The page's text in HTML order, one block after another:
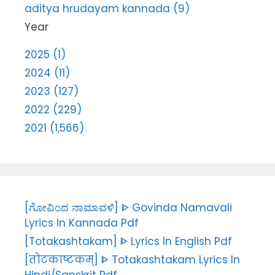
aditya hrudayam kannada (9)
Year
2025 (1)
2024 (11)
2023 (127)
2022 (229)
2021 (1,566)
[ಗೋವಿಂದ ನಾಮಾವಳಿ] ᐈ Govinda Namavali
Lyrics In Kannada Pdf
[Totakashtakam] ᐈ Lyrics In English Pdf
[तोटकाष्टकम्] ᐈ Totakashtakam Lyrics In